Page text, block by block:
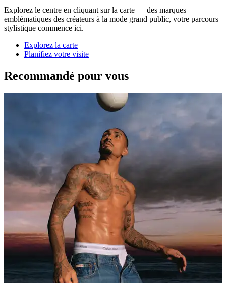
Explorez le centre en cliquant sur la carte — des marques
emblématiques des créateurs à la mode grand public, votre parcours
stylistique commence ici.
Explorez la carte
Planifiez votre visite
Recommandé pour vous